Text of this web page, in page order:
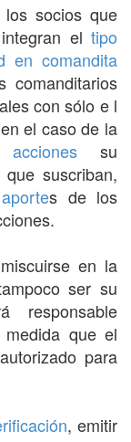
socios que
el tipo
en comandita
comanditarios
con sólo e l
el caso de la
su
suscriban,
aportes de los
en la
ser su
responsable
que el
para
, emitir